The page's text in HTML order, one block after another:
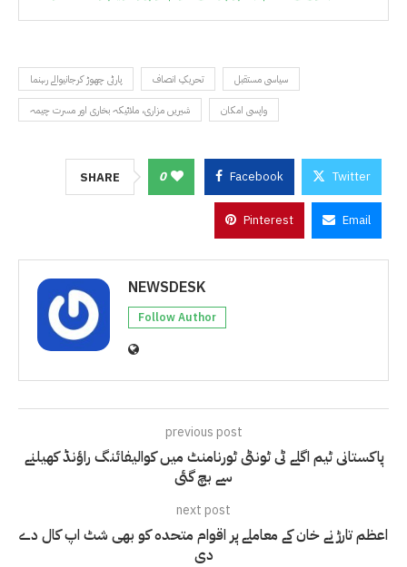
پارٹی چھوڑ کرجانیوالے رہنما تحریکِ انصاف
سیاسی مستقبل
شیریں مزاری، ملائیکہ بخاری اور مسرت چیمہ
واپسی امکان
SHARE 0 Facebook Twitter
Pinterest Email
NEWSDESK
Follow Author
previous post
پاکستانی ٹیم اگلے ٹی ٹونٹی ٹورنامنٹ میں کوالیفائنگ راؤنڈ کھیلنے
سے بچ گئی
next post
اعظم تارڑ نے خان کے معاملے پر اقوام متحدہ کو بھی شٹ اپ کال دے
دی